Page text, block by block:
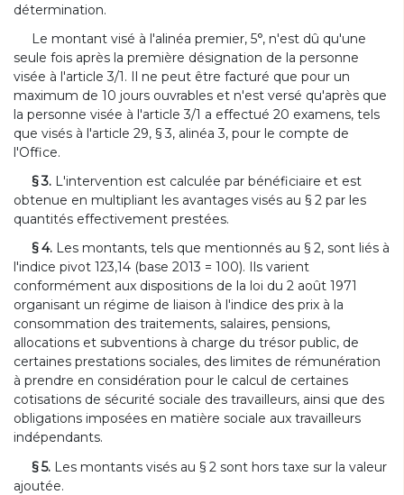
détermination.
Le montant visé à l'alinéa premier, 5°, n'est dû qu'une
seule fois après la première désignation de la personne
visée à l'article 3/1. Il ne peut être facturé que pour un
maximum de 10 jours ouvrables et n'est versé qu'après que
la personne visée à l'article 3/1 a effectué 20 examens, tels
que visés à l'article 29, § 3, alinéa 3, pour le compte de
l'Office.
§ 3. L'intervention est calculée par bénéficiaire et est
obtenue en multipliant les avantages visés au § 2 par les
quantités effectivement prestées.
§ 4. Les montants, tels que mentionnés au § 2, sont liés à
l'indice pivot 123,14 (base 2013 = 100). Ils varient
conformément aux dispositions de la loi du 2 août 1971
organisant un régime de liaison à l'indice des prix à la
consommation des traitements, salaires, pensions,
allocations et subventions à charge du trésor public, de
certaines prestations sociales, des limites de rémunération
à prendre en considération pour le calcul de certaines
cotisations de sécurité sociale des travailleurs, ainsi que des
obligations imposées en matière sociale aux travailleurs
indépendants.
§ 5. Les montants visés au § 2 sont hors taxe sur la valeur
ajoutée.